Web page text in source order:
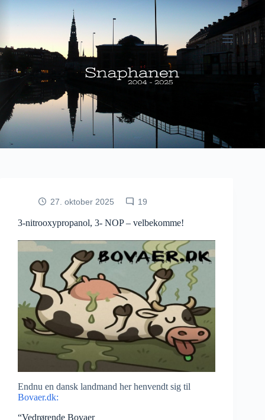
27. oktober 2025 19
3-nitrooxypropanol, 3- NOP – velbekomme!
Endnu en dansk landmand her henvendt sig til
Bovaer.dk:
“Vedrørende Bovaer